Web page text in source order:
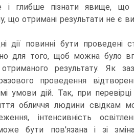
і глибше пізнати явище, що
що отримані результати не є
дії повинні бути проведені
для того, щоб можна було
отриманого результату. Як
проведення
умови дій. Так, при
обличчя людини свідкам
інтенсивність
може бути пов'язана і зі